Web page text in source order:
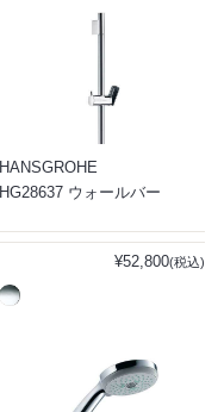
HANSGROHE
HG28637 ウォールバー
¥52,800(税込)